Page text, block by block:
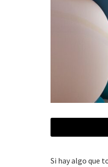
Si hay algo que